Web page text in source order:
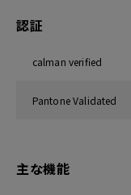
認証
calman verified
Pantone Validated
主な機能